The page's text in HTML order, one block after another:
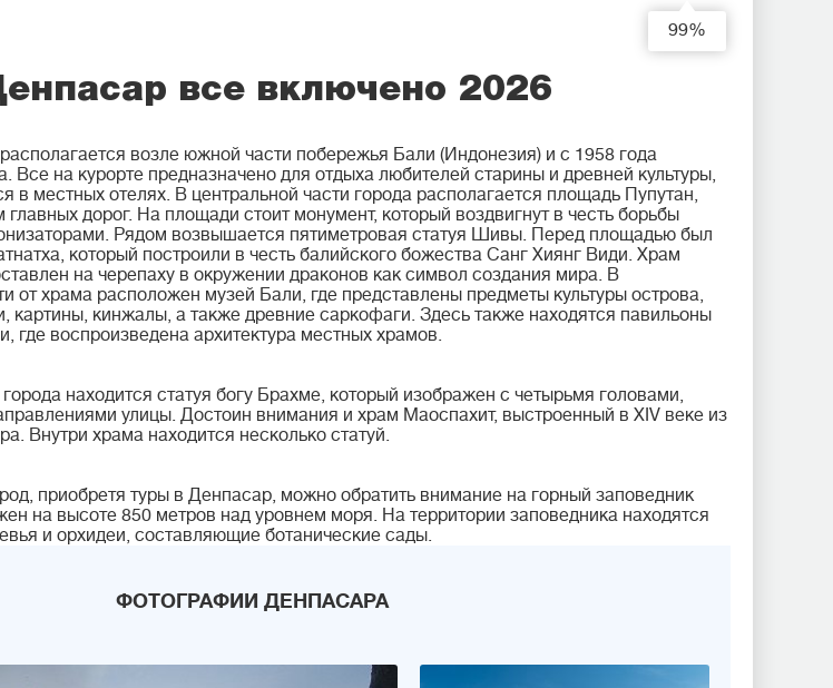
99%
все включено 2026
возле южной части побережья Бали (Индонезия) и с 1958 года
Все на курорте предназначено для отдыха любителей старины и древней культуры,
в местных отелях. В центральной части города располагается площадь Пупутан,
дорог. На площади стоит монумент, который воздвигнут в честь борьбы
Рядом возвышается пятиметровая статуя Шивы. Перед площадью был
который построили в честь балийского божества Санг Хиянг Види. Храм
на черепаху в окружении драконов как символ создания мира. В
от храма расположен музей Бали, где представлены предметы культуры острова,
картины, кинжалы, а также древние саркофаги. Здесь также находятся павильоны
где воспроизведена архитектура местных храмов.
находится статуя богу Брахме, который изображен с четырьмя головами,
улицы. Достоин внимания и храм Маоспахит, выстроенный в XIV веке из
Внутри храма находится несколько статуй.
приобретя туры в Денпасар, можно обратить внимание на горный заповедник
на высоте 850 метров над уровнем моря. На территории заповедника находятся
и орхидеи, составляющие ботанические сады.
ФОТОГРАФИИ ДЕНПАСАРА